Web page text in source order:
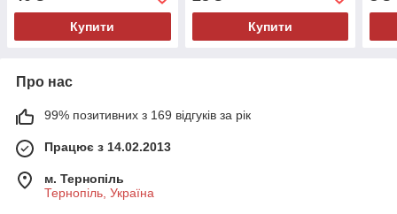
Купити Купити
Про нас
99% позитивних з 169 відгуків за рік
Працює з 14.02.2013
м. Тернопіль
Тернопіль, Україна